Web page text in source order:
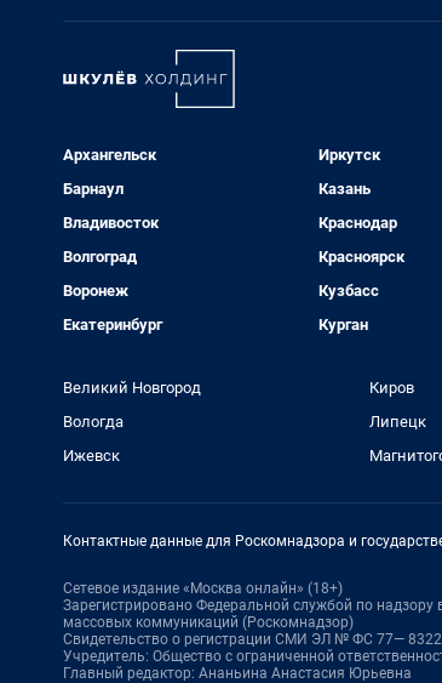
Архангельск
Барнаул
Владивосток
Волгоград
Воронеж
Екатеринбург
Иркутск
Казань
Краснодар
Красноярск
Кузбасс
Курган
Великий Новгород
Вологда
Ижевск
Киров
Липецк
Контактные данные для Роскомнадзора и
Сетевое издание «Москва онлайн» (18+)
Зарегистрировано Федеральной службой по
массовых коммуникаций (Роскомнадзор)
Свидетельство о регистрации СМИ ЭЛ № ФС 77—
Учредитель: Общество с ограниченной
Главный редактор: Ананьина Анастасия Юрьевна